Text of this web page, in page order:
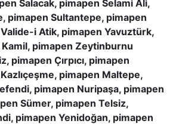
Salacak, pimapen Selami Ali,
pimapen Sultantepe, pimapen
i Atik, pimapen Yavuztürk,
pimapen Zeytinburnu
pimapen Çırpıcı, pimapen
pimapen Maltepe,
pimapen Nuripaşa, pimapen
Sümer, pimapen Telsiz,
pimapen Yenidoğan, pimapen